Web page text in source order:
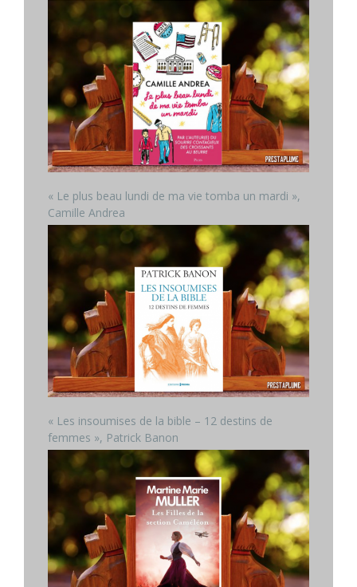
« Le plus beau lundi de ma vie tomba un mardi »,
Camille Andrea
« Les insoumises de la bible – 12 destins de
femmes », Patrick Banon